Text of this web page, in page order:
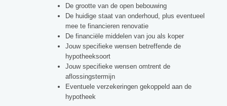
De grootte van de open bebouwing
De huidige staat van onderhoud, plus eventueel
mee te financieren renovatie
De financiële middelen van jou als koper
Jouw specifieke wensen betreffende de
hypotheeksoort
Jouw specifieke wensen omtrent de
aflossingstermijn
Eventuele verzekeringen gekoppeld aan de
hypotheek